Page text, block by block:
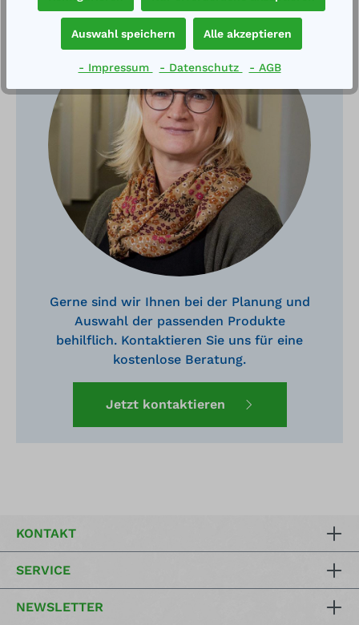
Gerne sind wir Ihnen bei der Planung und
Auswahl der passenden Produkte
behilflich. Kontaktieren Sie uns für eine
kostenlose Beratung.
Jetzt kontaktieren
KONTAKT
SERVICE
NEWSLETTER
Auswahl speichern Alle akzeptieren
- Impressum - Datenschutz - AGB